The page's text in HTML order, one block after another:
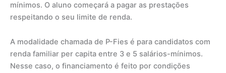
mínimos. O aluno começará a pagar as prestações
respeitando o seu limite de renda.
A modalidade chamada de P-Fies é para candidatos com
renda familiar per capita entre 3 e 5 salários-mínimos.
Nesse caso, o financiamento é feito por condições